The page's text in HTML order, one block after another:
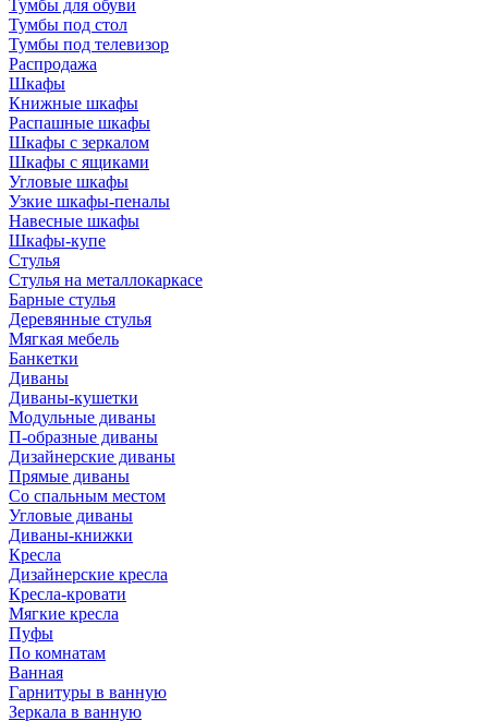
Тумбы для обуви
Тумбы под стол
Тумбы под телевизор
Распродажа
Шкафы
Книжные шкафы
Распашные шкафы
Шкафы с зеркалом
Шкафы с ящиками
Угловые шкафы
Узкие шкафы-пеналы
Навесные шкафы
Шкафы-купе
Стулья
Стулья на металлокаркасе
Барные стулья
Деревянные стулья
Мягкая мебель
Банкетки
Диваны
Диваны-кушетки
Модульные диваны
П-образные диваны
Дизайнерские диваны
Прямые диваны
Со спальным местом
Угловые диваны
Диваны-книжки
Кресла
Дизайнерские кресла
Кресла-кровати
Мягкие кресла
Пуфы
По комнатам
Ванная
Гарнитуры в ванную
Зеркала в ванную